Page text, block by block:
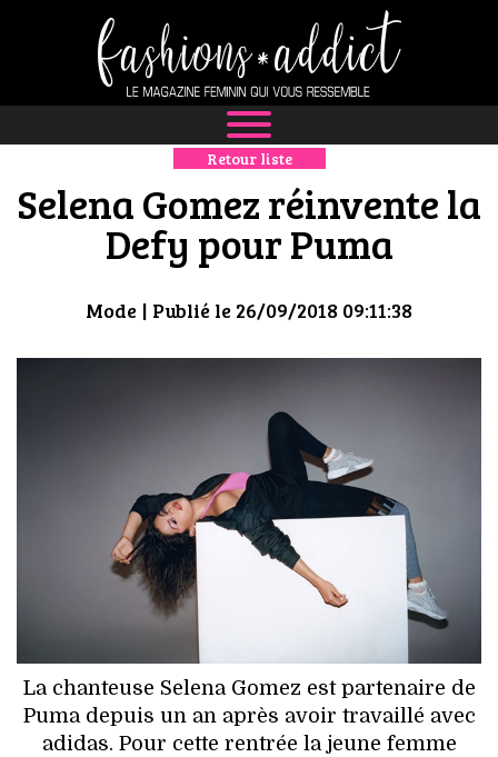
NEWS
MODE
BOUTIQUE
CULTURE
HIGH TECH
MAISON
LIEUX TENDANCES
BEAUTÉ
Retour liste
Selena Gomez réinvente la
Defy pour Puma
Mode | Publié le 26/09/2018 09:11:38
La chanteuse Selena Gomez est partenaire de
Puma depuis un an après avoir travaillé avec
adidas. Pour cette rentrée la jeune femme